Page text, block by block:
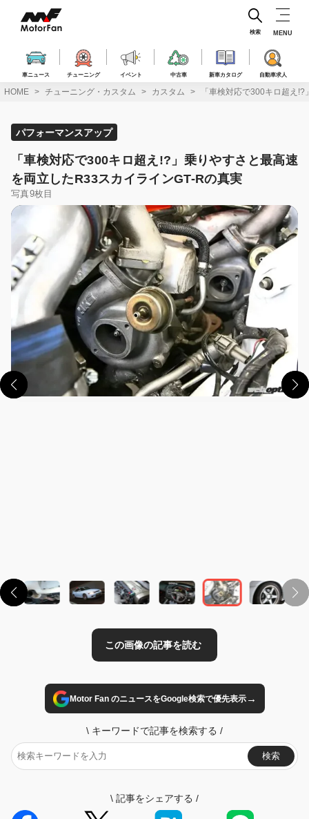
ス
車ニュース チューニング イベント 中古車 新車カタログ 自動車求人
検索 MENU
HOME チューニング・カスタム カスタム 「車検対応で300キロ超え
パフォーマンスアップ
「車検対応で300キロ超え!?」乗りやすさと最高速
を両立したR33スカイラインGT-Rの真実
写真9枚目
Motor Fan のニュースをGoogle検索で優先表示→
\ キーワードで記事を検索する /
検索
\ 記事をシェアする /